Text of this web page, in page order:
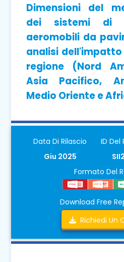
Dimensioni del
dei sistemi di
aeromobili da
analisi dell'impatto
regione (Nord
Asia Pacifico,
Medio Oriente e
Data Di Rilascio
Giu 2025
ID Del
Formato Del
Download Free
Richiedi Un